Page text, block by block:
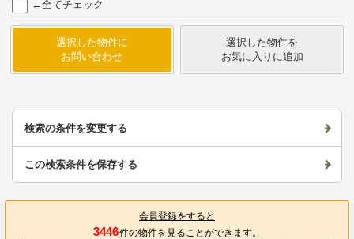
←全てチェック
選択した物件に
お問い合わせ
選択した物件を
お気に入りに追加
検索の条件を変更する
この検索条件を保存する
会員登録をすると
3446件の物件を見ることができます。